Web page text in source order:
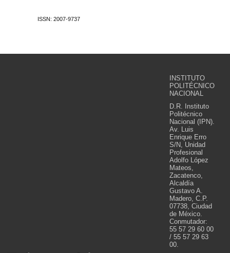
ISSN: 2007-9737
INSTITUTO
POLITÉCNICO
NACIONAL
D.R. Instituto
Politécnico
Nacional (IPN).
Av. Luis
Enrique Erro
S/N, Unidad
Profesional
Adolfo López
Mateos,
Zacatenco,
Alcaldía
Gustavo A.
Madero, C.P.
07738, Ciudad
de México.
Conmutador:
55 57 29 60 00
/ 55 57 29 63
00.